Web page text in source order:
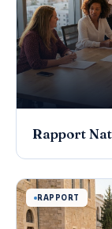
Rapport
RAPPORT